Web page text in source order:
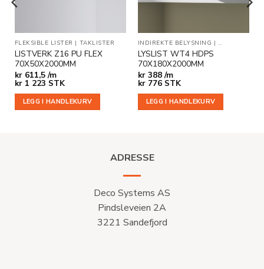
FLEKSIBLE LISTER | TAKLISTER
LISTVERK Z16 PU FLEX
70X50X2000MM
kr611,5 /m
kr1 223 STK
LEGG I HANDLEKURV
INDIREKTE BELYSNING | TAKLISTER
LYSLIST WT4 HDPS
70X180X2000MM
kr388 /m
kr776 STK
LEGG I HANDLEKURV
ADRESSE
Deco Systems AS
Pindsleveien 2A
3221 Sandefjord